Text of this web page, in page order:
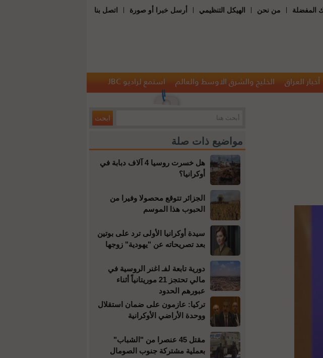
المفضلة من نحن الهيكل التنظيمي أرسل خبرا أو صورة اتصل بنا
أخبار العراق الخليج والشرق الاوسط والعالم استمع لراديو JBC
مواضيع ذات صلة
هل خسرت روسيا 4 آلاف دبابة في
أوكرانيا؟
الجزائر تتوقع محصولا وفيرا من
الحبوب هذا الموسم
سيدة أوكرانيا الأولى ترد على بوتين
بعد تصريحاته عن "يهودية" زوجها
دورية تابعة لفـ اغنر الروسية في
مالي تحتجز 21 موريتانياً أثناء
عبورهم الحدود
تركيا: عازمون على ضمان استقلال
ووحدة الأراضي الأوكرانية
مقتل 45 عنصرا من "الشباب"
بعملية مشتركة جنوب الصومال